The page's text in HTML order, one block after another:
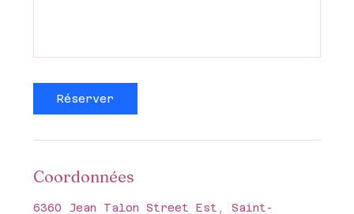
Réserver
Coordonnées
6360 Jean Talon Street Est, Saint-